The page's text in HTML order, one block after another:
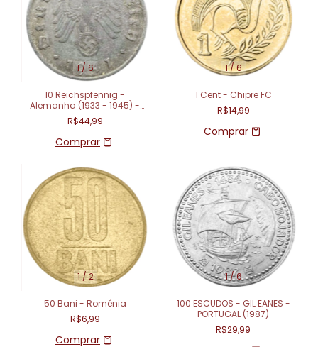
1/6
10 Reichspfennig -
Alemanha (1933 - 1945) -
Terceiro Reich
R$44,99
1/6
1 Cent - Chipre FC
R$14,99
1/2
50 Bani - Romênia
R$6,99
1/6
100 ESCUDOS - GIL EANES -
PORTUGAL (1987)
R$29,99